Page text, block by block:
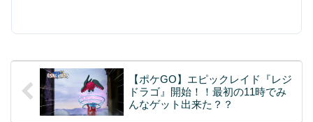
【ポケGO】エピックレイド『レジ
ドラゴ』開始！！最初の11時でみ
んなゲット出来た？？